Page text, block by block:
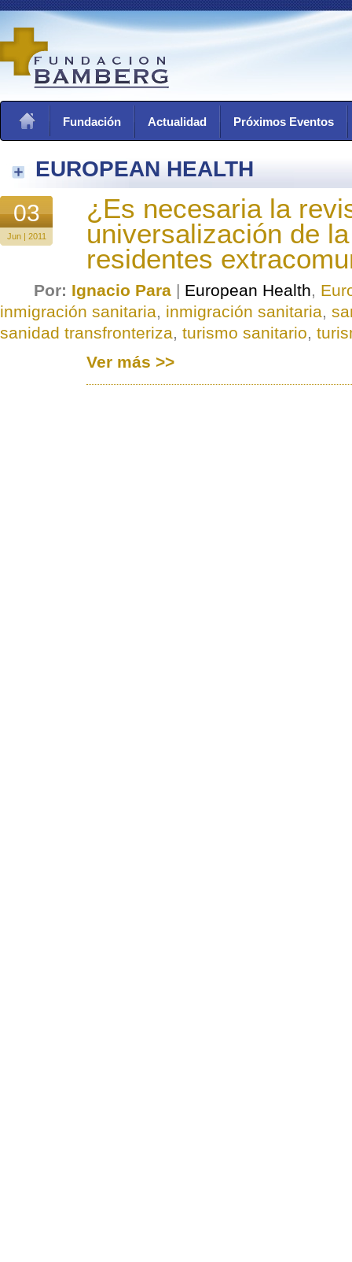
Fundación Actualidad Próximos Eventos
EUROPEAN HEALTH
03
Jun | 2011
¿Es necesaria la
universalización de
residentes
Por: Ignacio Para | European Health,
inmigración sanitaria, inmigración sanitaria,
sanidad transfronteriza, turismo sanitario,
Ver más >>